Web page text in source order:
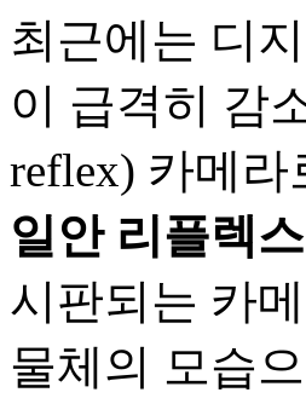
최근에는 디
이 급격히 감
reflex) 카메
일안 리플렉
시판되는 카
물체의 모습